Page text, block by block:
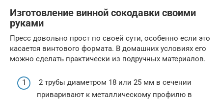
Изготовление винной сокодавки своими
руками
Пресс довольно прост по своей сути, особенно если это
касается винтового формата. В домашних условиях его
можно сделать практически из подручных материалов.
2 трубы диаметром 18 или 25 мм в сечении
приваривают к металлическому профилю в